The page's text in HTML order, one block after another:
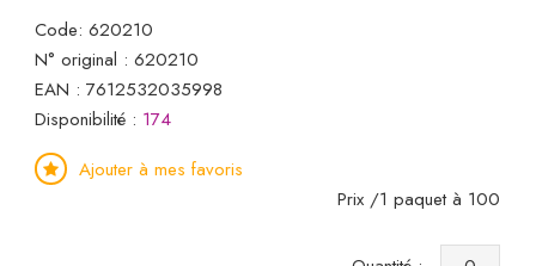
Code: 620210
N° original : 620210
EAN : 7612532035998
Disponibilité : 174
Ajouter à mes favoris
Prix /1 paquet à 100